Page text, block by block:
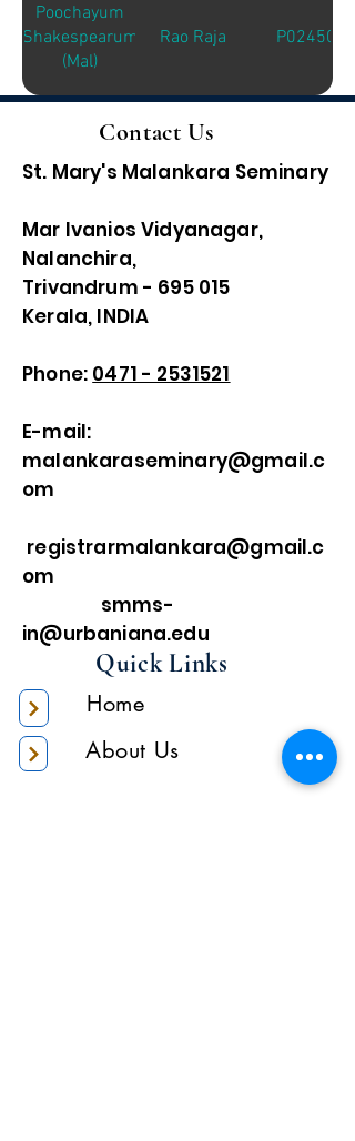
Poochayum
Shakespearum
(Mal)
Rao Raja P02450
Contact Us
St. Mary's Malankara Seminary
Mar Ivanios Vidyanagar,
Nalanchira,
Trivandrum - 695 015
Kerala, INDIA
Phone: 0471 - 2531521
E-mail:
malankaraseminary@gmail.c
om
registrarmalankara@gmail.c
om
smms-
in@urbaniana.edu
Quick Links
Home
About Us